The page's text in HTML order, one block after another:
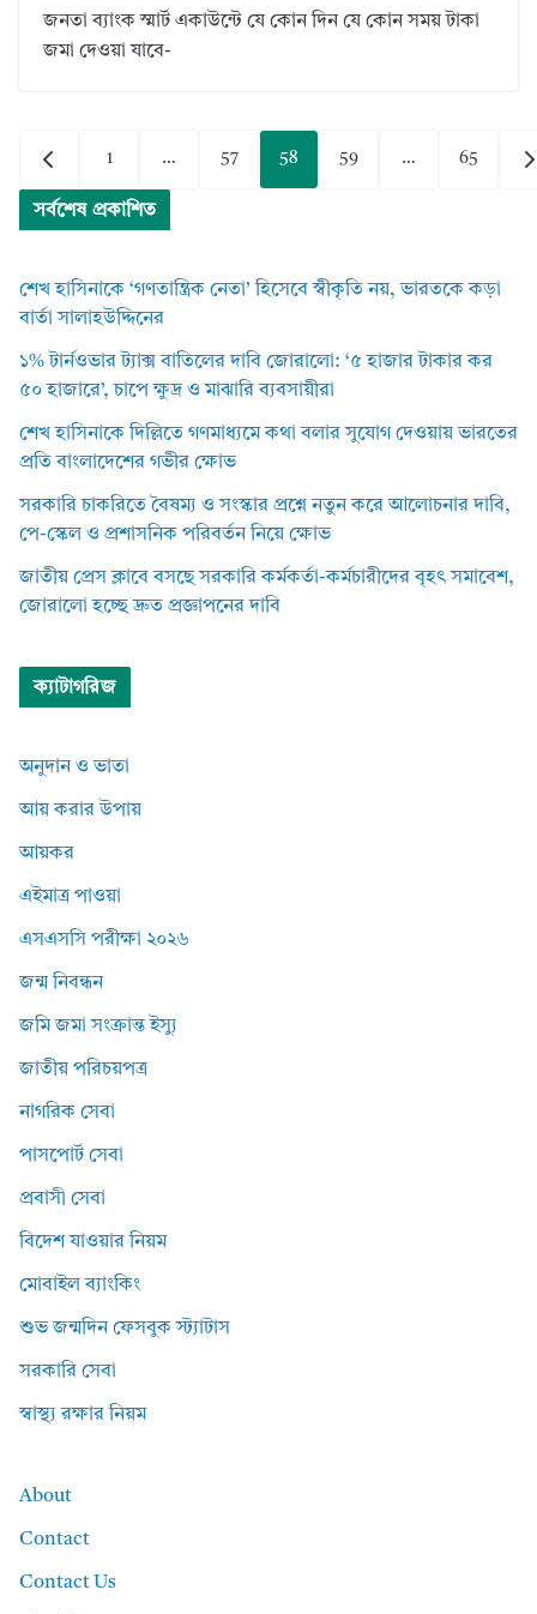
জনতা ব্যাংক স্মার্ট একাউন্টে যে কোন দিন যে কোন সময় টাকা
জমা দেওয়া যাবে-
pagination
1 … 57 58 59 … 65
সর্বশেষ প্রকাশিত
শেখ হাসিনাকে ‘গণতান্ত্রিক নেতা’ হিসেবে স্বীকৃতি নয়, ভারতকে কড়া
বার্তা সালাহউদ্দিনের
১% টার্নওভার ট্যাক্স বাতিলের দাবি জোরালো: ‘৫ হাজার টাকার কর
৫০ হাজারে’, চাপে ক্ষুদ্র ও মাঝারি ব্যবসায়ীরা
শেখ হাসিনাকে দিল্লিতে গণমাধ্যমে কথা বলার সুযোগ দেওয়ায় ভারতের
প্রতি বাংলাদেশের গভীর ক্ষোভ
সরকারি চাকরিতে বৈষম্য ও সংস্কার প্রশ্নে নতুন করে আলোচনার দাবি,
পে-স্কেল ও প্রশাসনিক পরিবর্তন নিয়ে ক্ষোভ
জাতীয় প্রেস ক্লাবে বসছে সরকারি কর্মকর্তা-কর্মচারীদের বৃহৎ সমাবেশ,
জোরালো হচ্ছে দ্রুত প্রজ্ঞাপনের দাবি
ক্যাটাগরিজ
অনুদান ও ভাতা
আয় করার উপায়
আয়কর
এইমাত্র পাওয়া
এসএসসি পরীক্ষা ২০২৬
জন্ম নিবন্ধন
জমি জমা সংক্রান্ত ইস্যু
জাতীয় পরিচয়পত্র
নাগরিক সেবা
পাসপোর্ট সেবা
প্রবাসী সেবা
বিদেশ যাওয়ার নিয়ম
মোবাইল ব্যাংকিং
শুভ জন্মদিন ফেসবুক স্ট্যাটাস
সরকারি সেবা
স্বাস্থ্য রক্ষার নিয়ম
About
Contact
Contact Us